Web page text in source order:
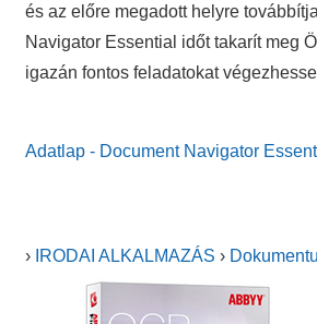
és az előre megadott helyre
Navigator Essential időt takarít meg
igazán fontos feladatokat
Adatlap - Document Navigator
› IRODAI ALKALMAZÁS ›